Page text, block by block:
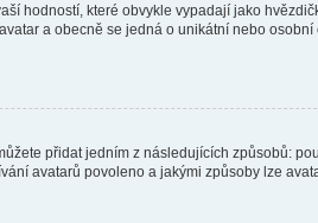
hodností, které obvykle vypadají jako
a obecně se jedná o unikátní nebo
přidat jedním z následujících způsobů:
avatarů povoleno a jakými způsoby lze